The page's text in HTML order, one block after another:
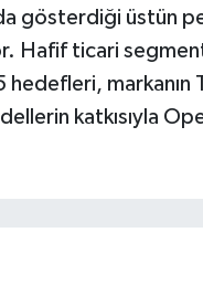
gösterdiği üstün
Hafif ticari
markanın
katkısıyla